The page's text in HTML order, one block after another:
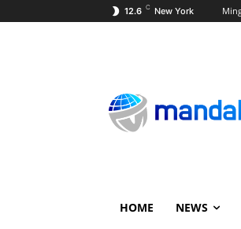
12.6 C New York
HOME NEWS